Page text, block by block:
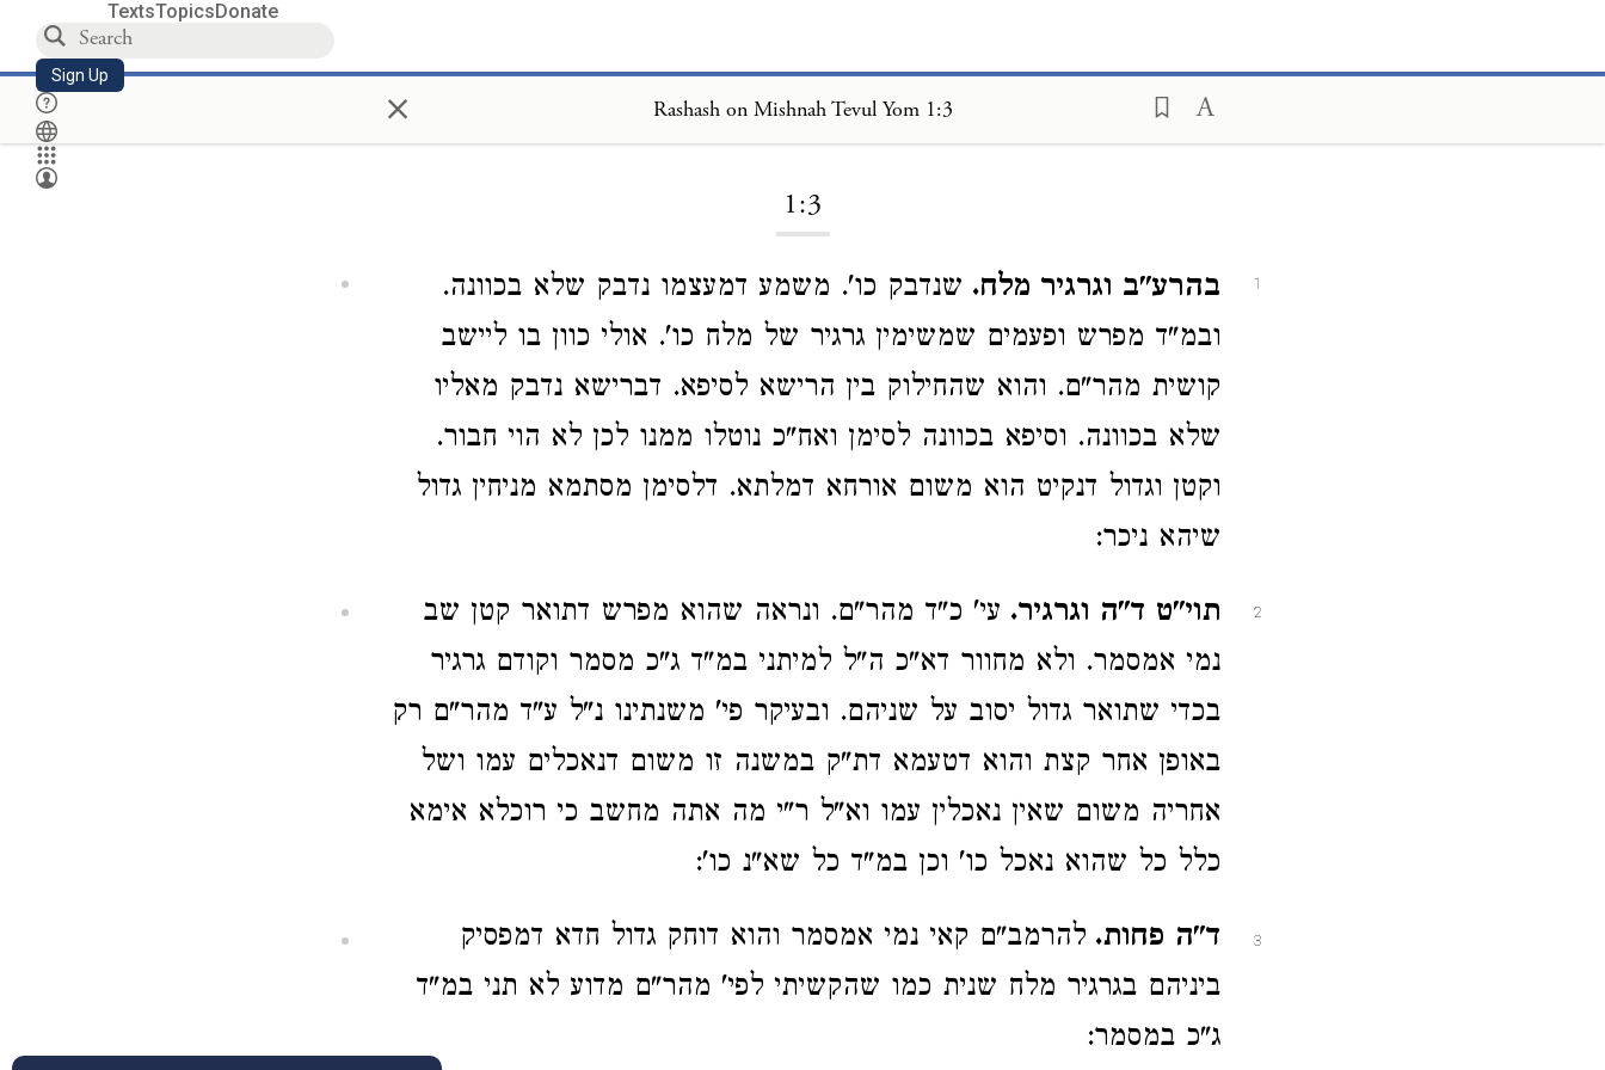
TextsTopicsDonate
Sign Up × Rashash on Mishnah Tevul Yom 1:3
1:3
1 בהרע"ב וגרגיר מלח. שנדבק כו'. משמע דמעצמו נדבק שלא בכוונה.
ובמ"ד מפרש ופעמים שמשימין גרגיר של מלח כו'. אולי כוון בו ליישב
קושית מהר"ם. והוא שהחילוק בין הרישא לסיפא. דברישא נדבק מאליו
שלא בכוונה. וסיפא בכוונה לסימן ואח"כ נוטלו ממנו לכן לא הוי חבור.
וקטן וגדול דנקיט הוא משום אורחא דמלתא. דלסימן מסתמא מניחין גדול
שיהא ניכר:
2 תוי"ט ד"ה וגרגיר. עי' כ"ד מהר"ם. ונראה שהוא מפרש דתואר קטן שב
נמי אמסמר. ולא מחוור דא"כ ה"ל למיתני במ"ד ג"כ מסמר וקודם גרגיר
בכדי שתואר גדול יסוב על שניהם. ובעיקר פי' משנתינו נ"ל ע"ד מהר"ם רק
באופן אחר קצת והוא דטעמא דת"ק במשנה זו משום דנאכלים עמו ושל
אחריה משום שאין נאכלין עמו וא"ל ר"י מה אתה מחשב כי רוכלא אימא
כלל כל שהוא נאכל כו' וכן במ"ד כל שא"נ כו':
3 ד"ה פחות. להרמב"ם קאי נמי אמסמר והוא דוחק גדול חדא דמפסיק
ביניהם בגרגיר מלח שנית כמו שהקשיתי לפי' מהר"ם מדוע לא תני במ"ד
ג"כ במסמר: